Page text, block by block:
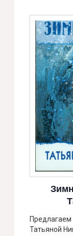
Предлагаем
Татьяной